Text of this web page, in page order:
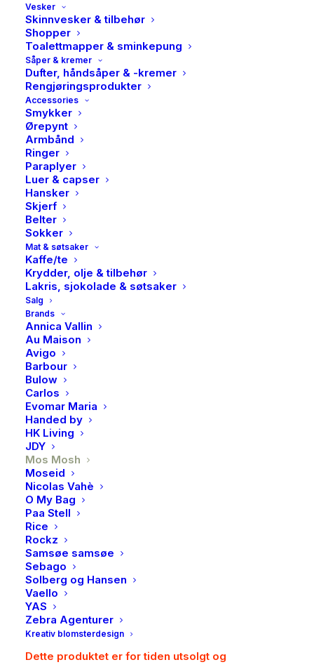
Vesker
Skinnvesker & tilbehør
Shopper
Toalettmapper & sminkepung
Såper & kremer
Dufter, håndsåper & -kremer
Rengjøringsprodukter
Accessories
Smykker
Ørepynt
Armbånd
Ringer
Paraplyer
Luer & capser
Hansker
Skjerf
Belter
Sokker
Mat & søtsaker
Kaffe/te
Krydder, olje & tilbehør
Lakris, sjokolade & søtsaker
Salg
Brands
Annica Vallin
Au Maison
Avigo
Barbour
Bulow
Carlos
Evomar Maria
Handed by
HK Living
JDY
Mos Mosh
Moseid
Nicolas Vahè
O My Bag
Paa Stell
Rice
Rockz
Samsøe samsøe
Sebago
Solberg og Hansen
Vaello
YAS
Zebra Agenturer
Kreativ blomsterdesign
Mos Mosh Elly pira blazer,
olive night
Mos Mosh MMElly Pria Blazer i lekker olive night
farve.
En dyp, dempet olivengrønn nyanse som passer godt
til både høst- og vintergarderoben.
50 % resirkulert polyester
15 % polyester
33 % viskose
2 % elastan
Dette gir blazeren en god balanse mellom struktur,
stretch og komfort
Dette produktet er for tiden utsolgt og